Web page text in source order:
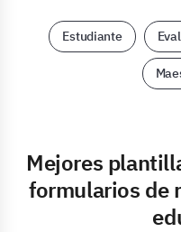
Estudiante
Mejores
formularios de